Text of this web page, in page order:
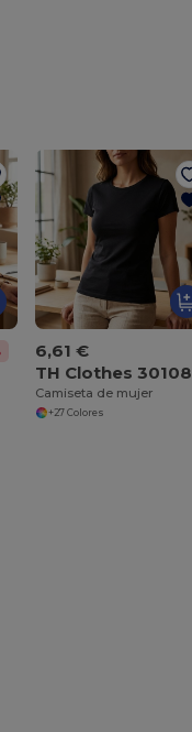
6,61 €
TH Clothes 30108
Camiseta de mujer
+27 Colores